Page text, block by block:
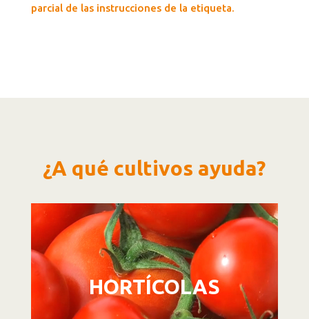
parcial de las instrucciones de la etiqueta.
¿A qué cultivos ayuda?
Reproductor
de
vídeo
HORTÍCOLAS